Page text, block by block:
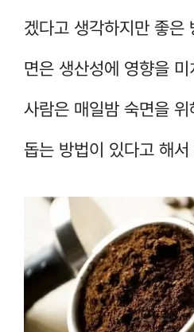
겠다고 생각하지만 좋은
면은 생산성에 영향을
사람은 매일밤 숙면을
돕는 방법이 있다고 해